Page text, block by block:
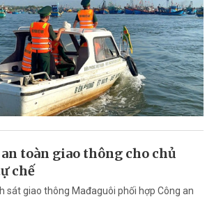
toàn giao thông cho chủ
chế
sát giao thông Mađaguôi phối hợp Công an